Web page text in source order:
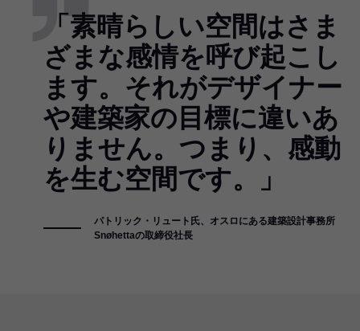
「素晴らしい空間はさま
ざまな感情を呼び起こし
ます。それがデザイナー
や建築家の目標に違いあ
りません。つまり、感動
を生む空間です。」
パトリック・リュート氏、オスロにある建築設計事務所
Snøhettaの取締役社長